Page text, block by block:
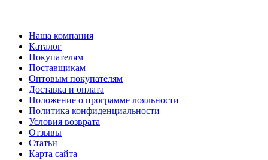
Наша компания
Каталог
Покупателям
Поставщикам
Оптовым покупателям
Доставка и оплата
Положение о программе лояльности
Политика конфиденциальности
Условия возврата
Отзывы
Статьи
Карта сайта